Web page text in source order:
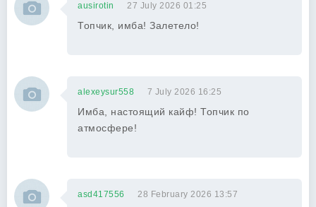
ausirotin 27 July 2026 01:25
Топчик, имба! Залетело!
alexeysur558 7 July 2026 16:25
Имба, настоящий кайф! Топчик по
атмосфере!
asd417556 28 February 2026 13:57